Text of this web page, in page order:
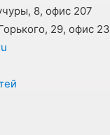
8, офис 207
29, офис 23